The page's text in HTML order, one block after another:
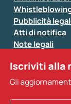
Si prega di non
esempio dati di
Pubblicità
Atti di notifica
Note legali
Sistan
Altri servizi
Iscriviti alla
Gli